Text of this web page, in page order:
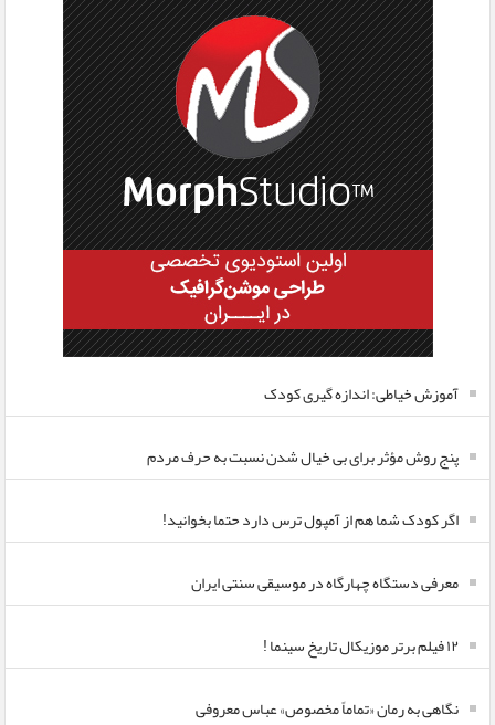
آموزش خیاطی: اندازه گیری کودک
پنج روش مؤثر برای بی خیال شدن نسبت به حرف مردم
اگر کودک شما هم از آمپول ترس دارد حتما بخوانید!
معرفی دستگاه چهارگاه در موسیقی سنتی ایران
۱۲ فیلم برتر موزیکال تاریخ سینما !
نگاهی به رمان «تماماً مخصوص» عباس معروفی